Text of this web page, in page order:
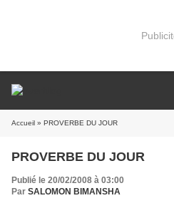
Accueil » PROVERBE DU JOUR
PROVERBE DU JOUR
Publié le 20/02/2008 à 03:00
Par SALOMON BIMANSHA